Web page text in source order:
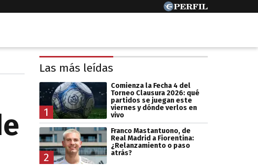
Las más leídas
1
Comienza la Fecha 4 del
Torneo Clausura 2026: qué
partidos se juegan este
viernes y dónde verlos en
vivo
2
Franco Mastantuono, de
Real Madrid a Fiorentina:
¿Relanzamiento o paso
atrás?